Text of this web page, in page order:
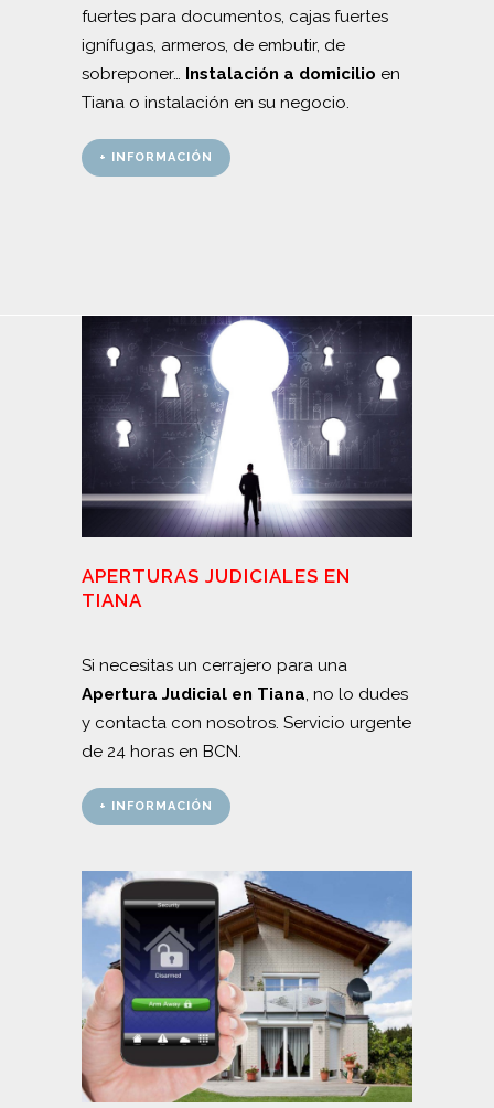
fuertes para documentos, cajas fuertes
ignífugas, armeros, de embutir, de
sobreponer… Instalación a domicilio en
Tiana o instalación en su negocio.
+ INFORMACIÓN
APERTURAS JUDICIALES EN
TIANA
Si necesitas un cerrajero para una
Apertura Judicial en Tiana , no lo dudes
y contacta con nosotros. Servicio urgente
de 24 horas en BCN.
+ INFORMACIÓN